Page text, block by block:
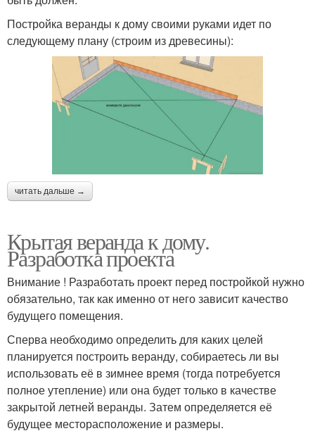
Постройка веранды к дому своими руками идет по
следующему плану (строим из древесины):
читать дальше →
Крытая веранда к дому.
Разработка проекта
Внимание ! Разработать проект перед постройкой нужно
обязательно, так как именно от него зависит качество
будущего помещения.
Сперва необходимо определить для каких целей
планируется построить веранду, собираетесь ли вы
использовать её в зимнее время (тогда потребуется
полное утепление) или она будет только в качестве
закрытой летней веранды. Затем определяется её
будущее месторасположение и размеры.